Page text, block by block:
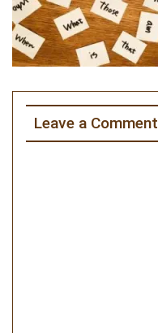
Leave a Comment